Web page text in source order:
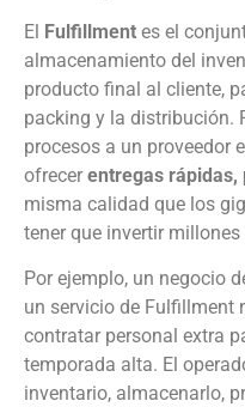
El Fulfillment es el
almacenamiento del
producto final al cliente,
packing y la distribución.
procesos a un proveedor
ofrecer entregas rápidas,
misma calidad que los
tener que invertir
Por ejemplo, un negocio
un servicio de Fulfillment
contratar personal extra
temporada alta. El
inventario, almacenarlo,